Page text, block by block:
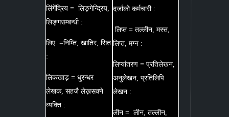
लिंगेंद्रिय = लिङ्गेन्द्रिय,
लिङ्गसम्बन्धी :
लिए =निम्ति, खातिर, सित
:
लिकखाड़ = धुरन्धर
लेखक, सहजै लेख्नसक्ने
व्यक्ति :
दर्जाको कर्मचारी :
लिप्त = तल्लीन, मस्त,
लिप्त, मग्न :
लिप्यांतरण = प्रतिलेखन,
अनुलेखन, प्रतिलिपि
लेखन :
लीन = लीन, तल्लीन,